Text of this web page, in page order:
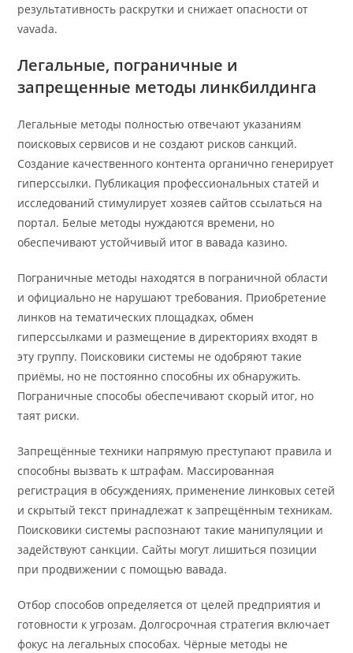
результативность раскрутки и снижает опасности от
vavada.
Легальные, пограничные и
запрещенные методы линкбилдинга
Легальные методы полностью отвечают указаниям
поисковых сервисов и не создают рисков санкций.
Создание качественного контента органично генерирует
гиперссылки. Публикация профессиональных статей и
исследований стимулирует хозяев сайтов ссылаться на
портал. Белые методы нуждаются времени, но
обеспечивают устойчивый итог в вавада казино.
Пограничные методы находятся в пограничной области
и официально не нарушают требования. Приобретение
линков на тематических площадках, обмен
гиперссылками и размещение в директориях входят в
эту группу. Поисковики системы не одобряют такие
приёмы, но не постоянно способны их обнаружить.
Пограничные способы обеспечивают скорый итог, но
таят риски.
Запрещённые техники напрямую преступают правила и
способны вызвать к штрафам. Массированная
регистрация в обсуждениях, применение линковых сетей
и скрытый текст принадлежат к запрещённым техникам.
Поисковики системы распознают такие манипуляции и
задействуют санкции. Сайты могут лишиться позиции
при продвижении с помощью вавада.
Отбор способов определяется от целей предприятия и
готовности к угрозам. Долгосрочная стратегия включает
фокус на легальных способах. Чёрные методы не